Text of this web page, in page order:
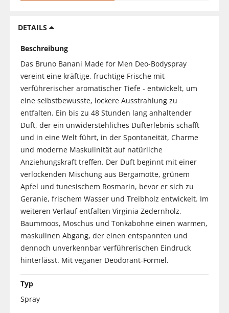
DETAILS
Beschreibung
Das Bruno Banani Made for Men Deo-Bodyspray
vereint eine kräftige, fruchtige Frische mit
verführerischer aromatischer Tiefe - entwickelt, um
eine selbstbewusste, lockere Ausstrahlung zu
entfalten. Ein bis zu 48 Stunden lang anhaltender
Duft, der ein unwiderstehliches Dufterlebnis schafft
und in eine Welt führt, in der Spontaneität, Charme
und moderne Maskulinität auf natürliche
Anziehungskraft treffen. Der Duft beginnt mit einer
verlockenden Mischung aus Bergamotte, grünem
Apfel und tunesischem Rosmarin, bevor er sich zu
Geranie, frischem Wasser und Treibholz entwickelt. Im
weiteren Verlauf entfalten Virginia Zedernholz,
Baummoos, Moschus und Tonkabohne einen warmen,
maskulinen Abgang, der einen entspannten und
dennoch unverkennbar verführerischen Eindruck
hinterlässt. Mit veganer Deodorant-Formel.
Typ
Spray